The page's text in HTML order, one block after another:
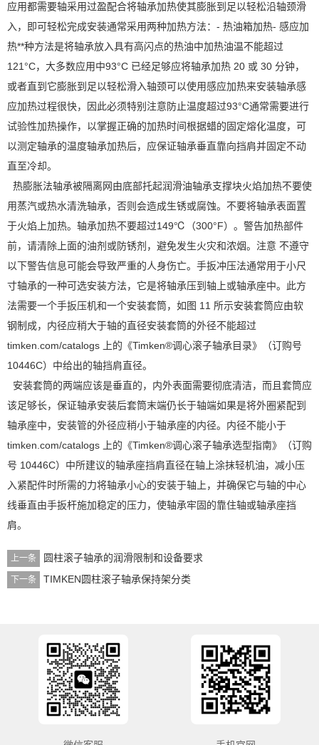
应用都需要轴采用过盈配合将轴承加热使其膨胀到足以轻松沿轴颈滑
入，即可轻松完成安装通常采用两种加热方法：- 热油箱加热- 感应加
热**种方法是将轴承放入具有高闪点的热油中加热油温不能超过
121°C，大多数应用中93°C 已经足够应将轴承加热 20 或 30 分钟，
或者直到它膨胀到足以轻松滑入轴颈可以使用感应加热来安装轴承感
应加热过程很快，因此必须特别注意防止温度超过93°C通常需要进行
试验性加热操作，以掌握正确的加热时间根据蜡的固定熔化温度，可
以测定轴承的温度轴承加热后，应保证轴承垂直靠向挡肩并固定不动
直至冷却。
热膨胀法轴承被隔离网由底部托起润滑油轴承支撑块火焰加热不要使
用蒸汽或热水清洗轴承，否则会造成生锈或腐蚀。不要将轴承表面置
于火焰上加热。轴承加热不要超过149℃（300°F）。警告加热部件
前，请清除上面的油剂或防锈剂，避免发生火灾和浓烟。注意 不遵守
以下警告信息可能会导致严重的人身伤亡。手扳冲压法通常用于小尺
寸轴承的一种可选安装方法，它是将轴承压到轴上或轴承座中。此方
法需要一个手扳压机和一个安装套筒，如图 11 所示安装套筒应由软
钢制成，内径应稍大于轴的直径安装套筒的外径不能超过
timken.com/catalogs 上的《Timken®调心滚子轴承目录》（订购号
10446C）中给出的轴挡肩直径。
安装套筒的两端应该是垂直的，内外表面需要彻底清洁，而且套筒应
该足够长，保证轴承安装后套筒末端仍长于轴端如果是将外圈紧配到
轴承座中，安装管的外径应稍小于轴承座的内径。内径不能小于
timken.com/catalogs 上的《Timken®调心滚子轴承选型指南》（订购
号 10446C）中所建议的轴承座挡肩直径在轴上涂抹轻机油，减小压
入紧配件时所需的力将轴承小心的安装于轴上，并确保它与轴的中心
线垂直由手扳杆施加稳定的压力，使轴承牢固的靠住轴或轴承座挡
肩。
上一条 圆柱滚子轴承的润滑限制和设备要求
下一条 TIMKEN圆柱滚子轴承保持架分类